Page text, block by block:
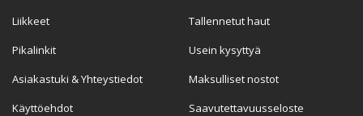
Liikkeet
Pikalinkit
Asiakastuki & Yhteystiedot
Käyttöehdot
Tallennetut haut
Usein kysyttyä
Maksulliset nostot
Saavutettavuusseloste